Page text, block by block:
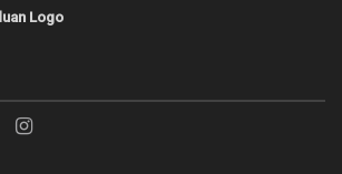
Logo